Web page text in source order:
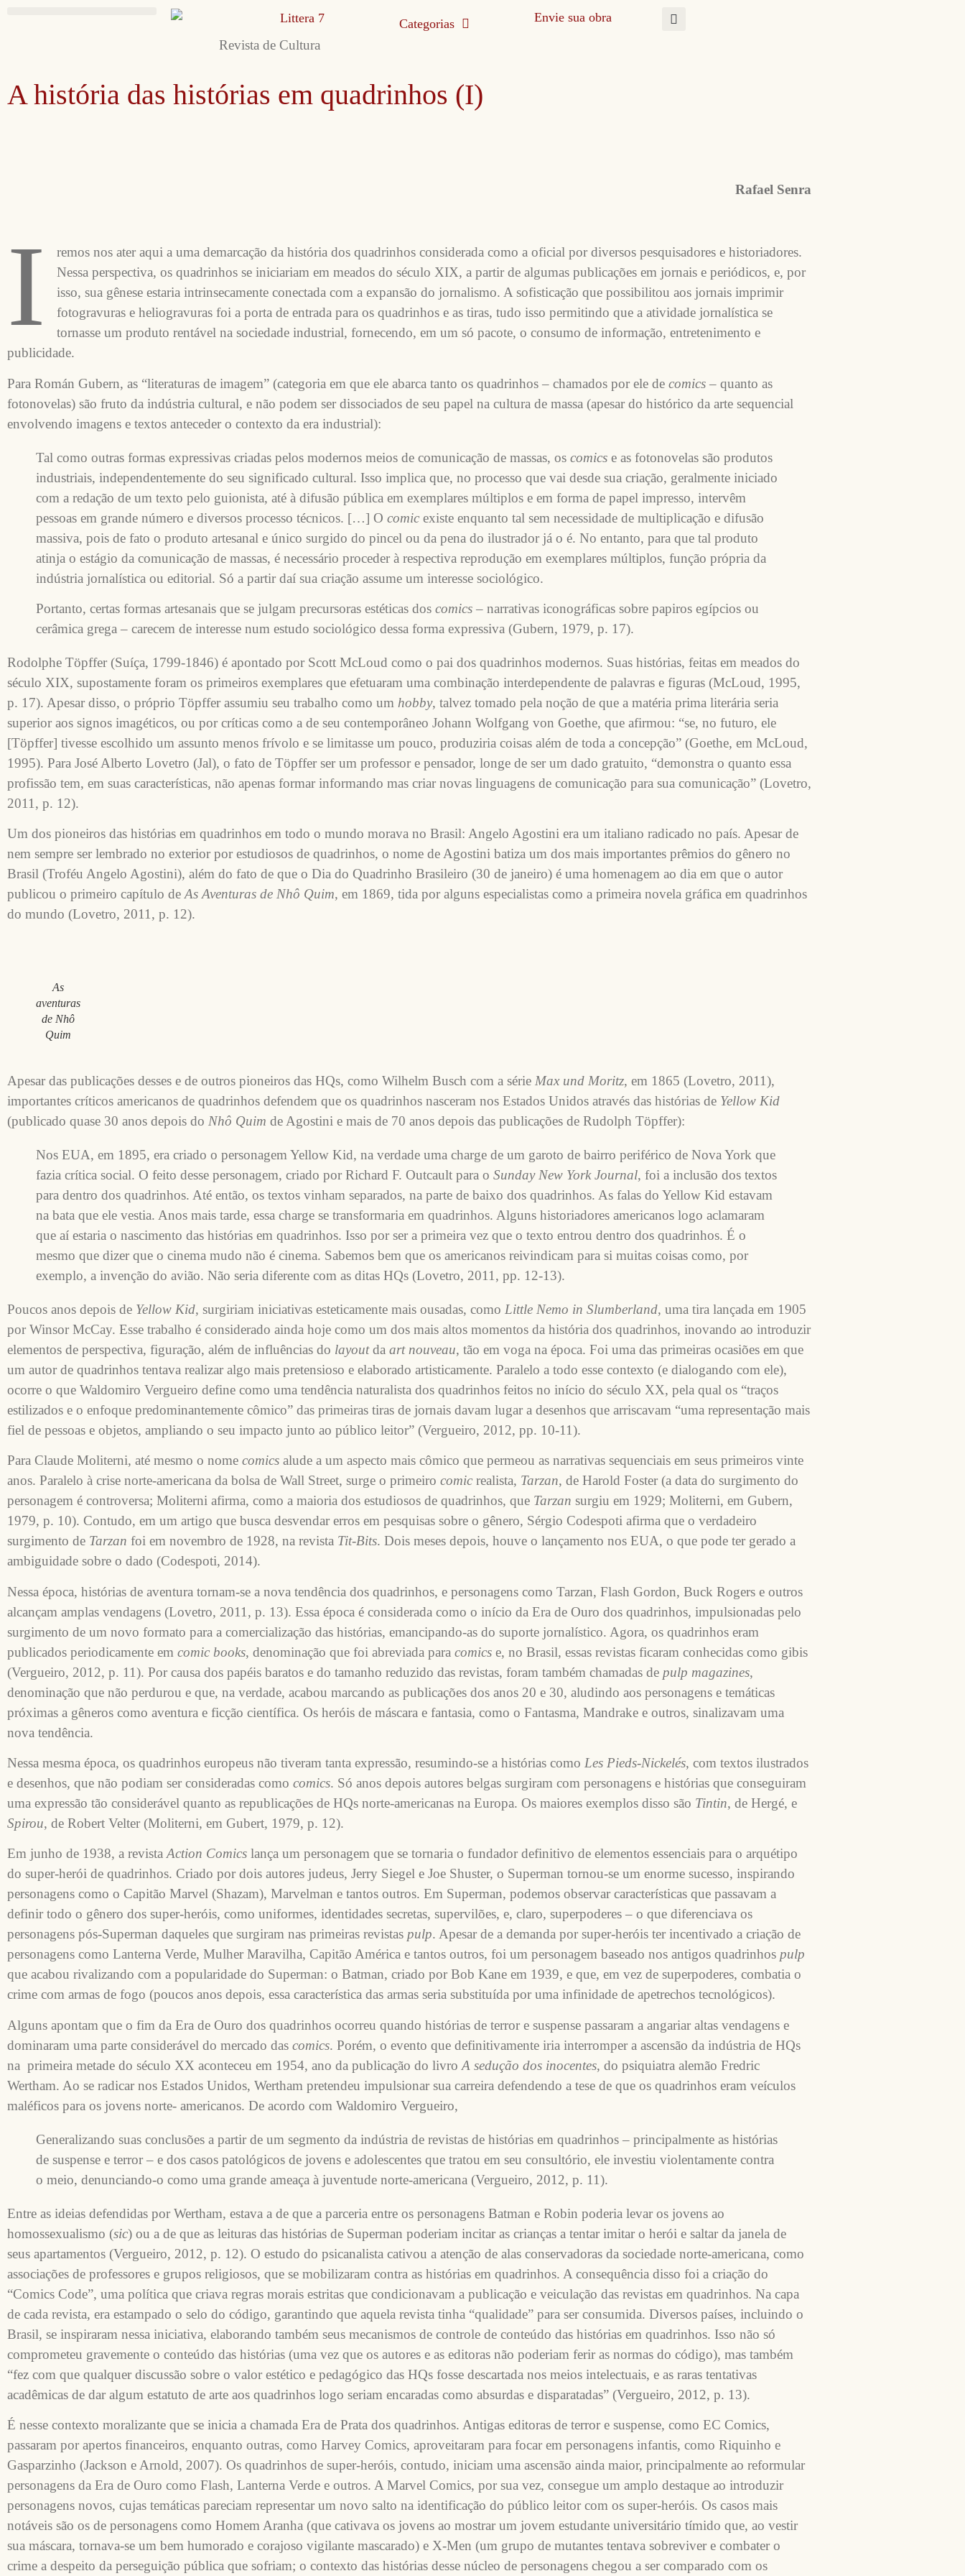
Revista de Cultura
Categorias Envie sua obra
A história das histórias em quadrinhos (I)
Rafael Senra
I
remos nos ater aqui a uma demarcação da história dos quadrinhos considerada como a oficial por diversos pesquisadores e historiadores.
Nessa perspectiva, os quadrinhos se iniciariam em meados do século XIX, a partir de algumas publicações em jornais e periódicos, e, por
isso, sua gênese estaria intrinsecamente conectada com a expansão do jornalismo. A sofisticação que possibilitou aos jornais imprimir
fotogravuras e heliogravuras foi a porta de entrada para os quadrinhos e as tiras, tudo isso permitindo que a atividade jornalística se
tornasse um produto rentável na sociedade industrial, fornecendo, em um só pacote, o consumo de informação, entretenimento e
publicidade.
Para Román Gubern, as “literaturas de imagem” (categoria em que ele abarca tanto os quadrinhos – chamados por ele de comics – quanto as
fotonovelas) são fruto da indústria cultural, e não podem ser dissociados de seu papel na cultura de massa (apesar do histórico da arte sequencial
envolvendo imagens e textos anteceder o contexto da era industrial):
Tal como outras formas expressivas criadas pelos modernos meios de comunicação de massas, os comics e as fotonovelas são produtos
industriais, independentemente do seu significado cultural. Isso implica que, no processo que vai desde sua criação, geralmente iniciado
com a redação de um texto pelo guionista, até à difusão pública em exemplares múltiplos e em forma de papel impresso, intervêm
pessoas em grande número e diversos processo técnicos. […] O comic existe enquanto tal sem necessidade de multiplicação e difusão
massiva, pois de fato o produto artesanal e único surgido do pincel ou da pena do ilustrador já o é. No entanto, para que tal produto
atinja o estágio da comunicação de massas, é necessário proceder à respectiva reprodução em exemplares múltiplos, função própria da
indústria jornalística ou editorial. Só a partir daí sua criação assume um interesse sociológico.
Portanto, certas formas artesanais que se julgam precursoras estéticas dos comics – narrativas iconográficas sobre papiros egípcios ou
cerâmica grega – carecem de interesse num estudo sociológico dessa forma expressiva (Gubern, 1979, p. 17).
Rodolphe Töpffer (Suíça, 1799-1846) é apontado por Scott McLoud como o pai dos quadrinhos modernos. Suas histórias, feitas em meados do
século XIX, supostamente foram os primeiros exemplares que efetuaram uma combinação interdependente de palavras e figuras (McLoud, 1995,
p. 17). Apesar disso, o próprio Töpffer assumiu seu trabalho como um hobby, talvez tomado pela noção de que a matéria prima literária seria
superior aos signos imagéticos, ou por críticas como a de seu contemporâneo Johann Wolfgang von Goethe, que afirmou: “se, no futuro, ele
[Töpffer] tivesse escolhido um assunto menos frívolo e se limitasse um pouco, produziria coisas além de toda a concepção” (Goethe, em McLoud,
1995). Para José Alberto Lovetro (Jal), o fato de Töpffer ser um professor e pensador, longe de ser um dado gratuito, “demonstra o quanto essa
profissão tem, em suas características, não apenas formar informando mas criar novas linguagens de comunicação para sua comunicação” (Lovetro,
2011, p. 12).
Um dos pioneiros das histórias em quadrinhos em todo o mundo morava no Brasil: Angelo Agostini era um italiano radicado no país. Apesar de
nem sempre ser lembrado no exterior por estudiosos de quadrinhos, o nome de Agostini batiza um dos mais importantes prêmios do gênero no
Brasil (Troféu Angelo Agostini), além do fato de que o Dia do Quadrinho Brasileiro (30 de janeiro) é uma homenagem ao dia em que o autor
publicou o primeiro capítulo deAs Aventuras de Nhô Quim, em 1869, tida por alguns especialistas como a primeira novela gráfica em quadrinhos
do mundo (Lovetro, 2011, p. 12).
As
aventuras
de Nhô
Quim
Apesar das publicações desses e de outros pioneiros das HQs, como Wilhelm Busch com a série Max und Moritz, em 1865 (Lovetro, 2011),
importantes críticos americanos de quadrinhos defendem que os quadrinhos nasceram nos Estados Unidos através das histórias de Yellow Kid
(publicado quase 30 anos depois do Nhô Quim de Agostini e mais de 70 anos depois das publicações de Rudolph Töpffer):
Nos EUA, em 1895, era criado o personagem Yellow Kid, na verdade uma charge de um garoto de bairro periférico de Nova York que
fazia crítica social. O feito desse personagem, criado por Richard F. Outcault para o Sunday New York Journal, foi a inclusão dos textos
para dentro dos quadrinhos. Até então, os textos vinham separados, na parte de baixo dos quadrinhos. As falas do Yellow Kid estavam
na bata que ele vestia. Anos mais tarde, essa charge se transformaria em quadrinhos. Alguns historiadores americanos logo aclamaram
que aí estaria o nascimento das histórias em quadrinhos. Isso por ser a primeira vez que o texto entrou dentro dos quadrinhos. É o
mesmo que dizer que o cinema mudo não é cinema. Sabemos bem que os americanos reivindicam para si muitas coisas como, por
exemplo, a invenção do avião. Não seria diferente com as ditas HQs (Lovetro, 2011, pp. 12-13).
Poucos anos depois de Yellow Kid, surgiriam iniciativas esteticamente mais ousadas, como Little Nemo in Slumberland, uma tira lançada em 1905
por Winsor McCay. Esse trabalho é considerado ainda hoje como um dos mais altos momentos da história dos quadrinhos, inovando ao introduzir
elementos de perspectiva, figuração, além de influências do layoutda art nouveau, tão em voga na época. Foi uma das primeiras ocasiões em que
um autor de quadrinhos tentava realizar algo mais pretensioso e elaborado artisticamente. Paralelo a todo esse contexto (e dialogando com ele),
ocorre o que Waldomiro Vergueiro define como uma tendência naturalista dos quadrinhos feitos no início do século XX, pela qual os “traços
estilizados e o enfoque predominantemente cômico” das primeiras tiras de jornais davam lugar a desenhos que arriscavam “uma representação mais
fiel de pessoas e objetos, ampliando o seu impacto junto ao público leitor” (Vergueiro, 2012, pp. 10-11).
Para Claude Moliterni, até mesmo o nome comics alude a um aspecto mais cômico que permeou as narrativas sequenciais em seus primeiros vinte
anos. Paralelo à crise norte-americana da bolsa de Wall Street, surge o primeiro comic realista, Tarzan, de Harold Foster (a data do surgimento do
personagem é controversa; Moliterni afirma, como a maioria dos estudiosos de quadrinhos, que Tarzan surgiu em 1929; Moliterni, em Gubern,
1979, p. 10). Contudo, em um artigo que busca desvendar erros em pesquisas sobre o gênero, Sérgio Codespoti afirma que o verdadeiro
surgimento de Tarzan foi em novembro de 1928, na revista Tit-Bits. Dois meses depois, houve o lançamento nos EUA, o que pode ter gerado a
ambiguidade sobre o dado (Codespoti, 2014).
Nessa época, histórias de aventura tornam-se a nova tendência dos quadrinhos, e personagens como Tarzan, Flash Gordon, Buck Rogers e outros
alcançam amplas vendagens (Lovetro, 2011, p. 13). Essa época é considerada como o início da Era de Ouro dos quadrinhos, impulsionadas pelo
surgimento de um novo formato para a comercialização das histórias, emancipando-as do suporte jornalístico. Agora, os quadrinhos eram
publicados periodicamente em comic books, denominação que foi abreviada para comics e, no Brasil, essas revistas ficaram conhecidas como gibis
(Vergueiro, 2012, p. 11). Por causa dos papéis baratos e do tamanho reduzido das revistas, foram também chamadas de pulp magazines,
denominação que não perdurou e que, na verdade, acabou marcando as publicações dos anos 20 e 30, aludindo aos personagens e temáticas
próximas a gêneros como aventura e ficção científica. Os heróis de máscara e fantasia, como o Fantasma, Mandrake e outros, sinalizavam uma
nova tendência.
Nessa mesma época, os quadrinhos europeus não tiveram tanta expressão, resumindo-se a histórias como Les Pieds-Nickelés, com textos ilustrados
e desenhos, que não podiam ser consideradas como comics. Só anos depois autores belgas surgiram com personagens e histórias que conseguiram
uma expressão tão considerável quanto as republicações de HQs norte-americanas na Europa. Os maiores exemplos disso são Tintin, de Hergé, e
Spirou, de Robert Velter (Moliterni, em Gubert, 1979, p. 12).
Em junho de 1938, a revistaAction Comics lança um personagem que se tornaria o fundador definitivo de elementos essenciais para o arquétipo
do super-herói de quadrinhos. Criado por dois autores judeus, Jerry Siegel e Joe Shuster, o Superman tornou-se um enorme sucesso, inspirando
personagens como o Capitão Marvel (Shazam), Marvelman e tantos outros. Em Superman, podemos observar características que passavam a
definir todo o gênero dos super-heróis, como uniformes, identidades secretas, supervilões, e, claro, superpoderes – o que diferenciava os
personagens pós-Superman daqueles que surgiram nas primeiras revistas pulp. Apesar de a demanda por super-heróis ter incentivado a criação de
personagens como Lanterna Verde, Mulher Maravilha, Capitão América e tantos outros, foi um personagem baseado nos antigos quadrinhos pulp
que acabou rivalizando com a popularidade do Superman: o Batman, criado por Bob Kane em 1939, e que, em vez de superpoderes, combatia o
crime com armas de fogo (poucos anos depois, essa característica das armas seria substituída por uma infinidade de apetrechos tecnológicos).
Alguns apontam que o fim da Era de Ouro dos quadrinhos ocorreu quando histórias de terror e suspense passaram a angariar altas vendagens e
dominaram uma parte considerável do mercado das comics. Porém, o evento que definitivamente iria interromper a ascensão da indústria de HQs
na primeira metade do século XX aconteceu em 1954, ano da publicação do livro A sedução dos inocentes, do psiquiatra alemão Fredric
Wertham. Ao se radicar nos Estados Unidos, Wertham pretendeu impulsionar sua carreira defendendo a tese de que os quadrinhos eram veículos
maléficos para os jovens norte- americanos. De acordo com Waldomiro Vergueiro,
Generalizando suas conclusões a partir de um segmento da indústria de revistas de histórias em quadrinhos – principalmente as histórias
de suspense e terror – e dos casos patológicos de jovens e adolescentes que tratou em seu consultório, ele investiu violentamente contra
o meio, denunciando-o como uma grande ameaça à juventude norte-americana (Vergueiro, 2012, p. 11).
Entre as ideias defendidas por Wertham, estava a de que a parceria entre os personagens Batman e Robin poderia levar os jovens ao
homossexualismo (sic) ou a de que as leituras das histórias de Superman poderiam incitar as crianças a tentar imitar o herói e saltar da janela de
seus apartamentos (Vergueiro, 2012, p. 12). O estudo do psicanalista cativou a atenção de alas conservadoras da sociedade norte-americana, como
associações de professores e grupos religiosos, que se mobilizaram contra as histórias em quadrinhos. A consequência disso foi a criação do
“Comics Code”, uma política que criava regras morais estritas que condicionavam a publicação e veiculação das revistas em quadrinhos. Na capa
de cada revista, era estampado o selo do código, garantindo que aquela revista tinha “qualidade” para ser consumida. Diversos países, incluindo o
Brasil, se inspiraram nessa iniciativa, elaborando também seus mecanismos de controle de conteúdo das histórias em quadrinhos. Isso não só
comprometeu gravemente o conteúdo das histórias (uma vez que os autores e as editoras não poderiam ferir as normas do código), mas também
“fez com que qualquer discussão sobre o valor estético e pedagógico das HQs fosse descartada nos meios intelectuais, e as raras tentativas
acadêmicas de dar algum estatuto de arte aos quadrinhos logo seriam encaradas como absurdas e disparatadas” (Vergueiro, 2012, p. 13).
É nesse contexto moralizante que se inicia a chamada Era de Prata dos quadrinhos. Antigas editoras de terror e suspense, como EC Comics,
passaram por apertos financeiros, enquanto outras, como Harvey Comics, aproveitaram para focar em personagens infantis, como Riquinho e
Gasparzinho (Jackson e Arnold, 2007). Os quadrinhos de super-heróis, contudo, iniciam uma ascensão ainda maior, principalmente ao reformular
personagens da Era de Ouro como Flash, Lanterna Verde e outros. A Marvel Comics, por sua vez, consegue um amplo destaque ao introduzir
personagens novos, cujas temáticas pareciam representar um novo salto na identificação do público leitor com os super-heróis. Os casos mais
notáveis são os de personagens como Homem Aranha (que cativava os jovens ao mostrar um jovem estudante universitário tímido que, ao vestir
sua máscara, tornava-se um bem humorado e corajoso vigilante mascarado) e X-Men (um grupo de mutantes tentava sobreviver e combater o
crime a despeito da perseguição pública que sofriam; o contexto das histórias desse núcleo de personagens chegou a ser comparado com os